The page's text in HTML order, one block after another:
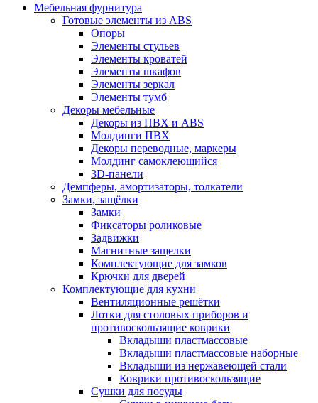
Мебельная фурнитура
Готовые элементы из ABS
Опоры
Элементы стульев
Элементы кроватей
Элементы шкафов
Элементы зеркал
Элементы тумб
Декоры мебельные
Декоры из ПВХ и ABS
Молдинги ПВХ
Декоры переводные, маркеры
Молдинг самоклеющийся
3D-панели
Демпферы, амортизаторы, толкатели
Замки, защёлки
Замки
Фиксаторы роликовые
Задвижки
Магнитные защелки
Комплектующие для замков
Крючки для дверей
Комплектующие для кухни
Вентиляционные решётки
Лотки для столовых приборов и
противоскользящие коврики
Вкладыши пластмассовые
Вкладыши пластмассовые наборные
Вкладыши из нержавеющей стали
Коврики противоскользящие
Сушки для посуды